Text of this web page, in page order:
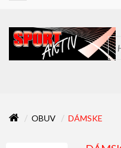
OBUV DÁMSKE